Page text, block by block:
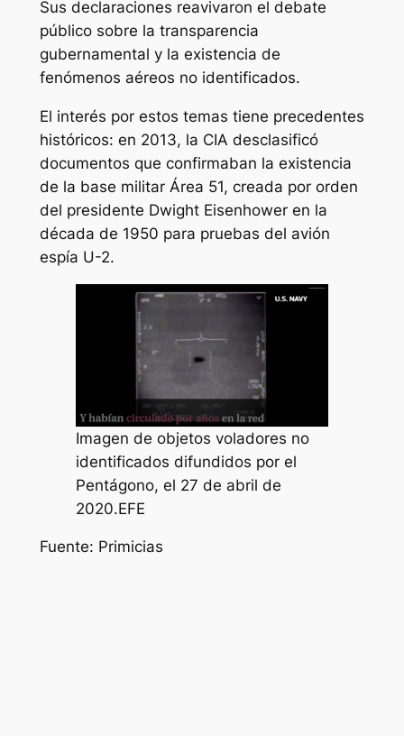
Sus declaraciones reavivaron el debate
público sobre la transparencia
gubernamental y la existencia de
fenómenos aéreos no identificados.
El interés por estos temas tiene precedentes
históricos: en 2013, la CIA desclasificó
documentos que confirmaban la existencia
de la base militar Área 51, creada por orden
del presidente Dwight Eisenhower en la
década de 1950 para pruebas del avión
espía U-2.
Imagen de objetos voladores no
identificados difundidos por el
Pentágono, el 27 de abril de
2020.EFE
Fuente: Primicias